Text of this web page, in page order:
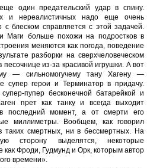
один предательский удар в спину.
и нереалистичных надо еще очень
с блеском справляется с этой задачей.
Маги больше похожи на подростков в
меняются как погода, поведение
разборки на сверхчеловеческом
из-за красивой игрушки. А вот
— сильномогучему тану Хагену —
супер герои и Терминатор в придачу.
пупер бесконечной батарейкой и
прет как танку и всегда выходит
последний момент, а от смерти его
миллиметры. Вообщем, как говорил
таких смертных, ни в бессмертных. На
сторону выделятся, некоторые
как Фроди, Гудмунд и Орк, которым автор
времени».